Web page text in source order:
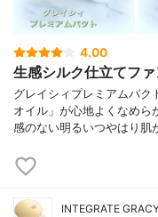
4.00
生感シルク仕立てフ
グレイシィプレミアムパ
オイル」が心地よくなめら
感のない明るいつやはり肌
INTEGRATE